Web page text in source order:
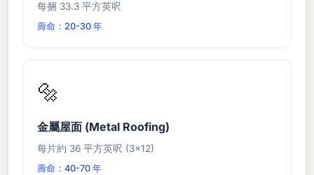
每捆 33.3 平方英呎
壽命：20-30 年
🔩
金屬屋面 (Metal Roofing)
每片約 36 平方英呎 (3×12)
壽命：40-70 年